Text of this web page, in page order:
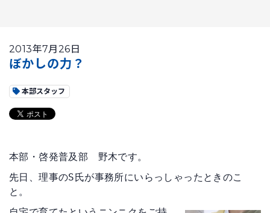
2013年7月26日
ぼかしの力？
本部スタッフ
本部・啓発普及部　野木です。
先日、理事のS氏が事務所にいらっしゃったときのこ
と。